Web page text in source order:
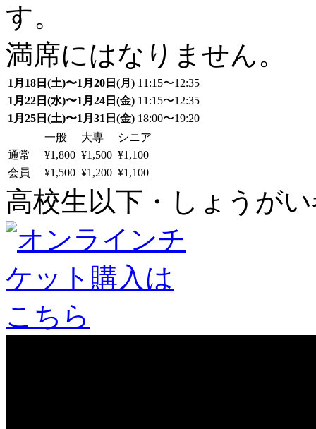
す。
満席にはなりません。
1月18日(土)〜1月20日(月) 11:15〜12:35
1月22日(水)〜1月24日(金) 11:15〜12:35
1月25日(土)〜1月31日(金) 18:00〜19:20
一般
大専
シニア
通常
¥1,800 ¥1,500 ¥1,100
会員
¥1,500 ¥1,200 ¥1,100
高校生以下・しょうがい